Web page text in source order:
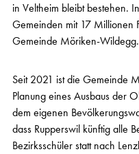
in Veltheim bleibt bestehen.
Gemeinden mit 17 Millionen
Gemeinde Möriken-Wildegg.
Seit 2021 ist die Gemeinde
Planung eines Ausbaus der
dem eigenen
dass Rupperswil künftig alle
Bezirksschüler statt nach